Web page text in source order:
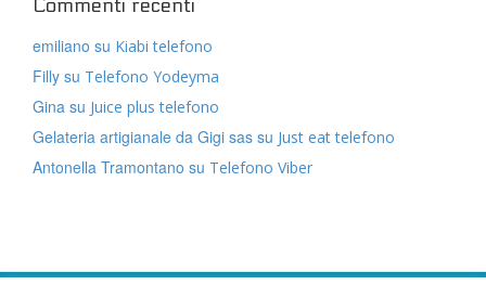
Commenti recenti
emiliano su Kiabi telefono
Filly su Telefono Yodeyma
Gina su Juice plus telefono
Gelateria artigianale da Gigi sas su Just eat telefono
Antonella Tramontano su Telefono Viber